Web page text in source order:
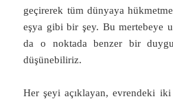
geçirerek tüm dünyaya
eşya gibi bir şey. Bu mertebeye
da o noktada benzer bir duygu
düşünebiliriz.
Her şeyi açıklayan, evrendeki iki